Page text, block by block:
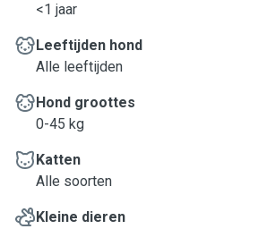
<1 jaar
Leeftijden hond
Alle leeftijden
Hond groottes
0-45 kg
Katten
Alle soorten
Kleine dieren